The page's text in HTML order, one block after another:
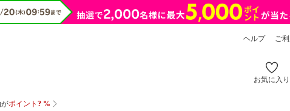
ヘルプ ご
お気に入り